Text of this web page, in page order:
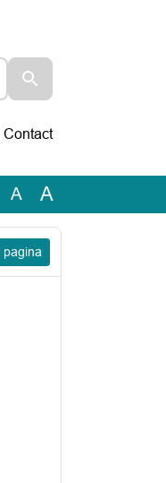
Contact
A A
pagina